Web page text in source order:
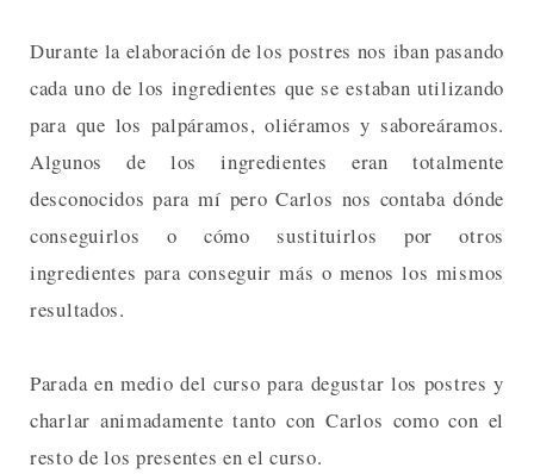
Durante la elaboración de los postres nos iban pasando
cada uno de los ingredientes que se estaban utilizando
para que los palpáramos, oliéramos y saboreáramos.
Algunos de los ingredientes eran totalmente
desconocidos para mí pero Carlos nos contaba dónde
conseguirlos o cómo sustituirlos por otros
ingredientes para conseguir más o menos los mismos
resultados.
Parada en medio del curso para degustar los postres y
charlar animadamente tanto con Carlos como con el
resto de los presentes en el curso.